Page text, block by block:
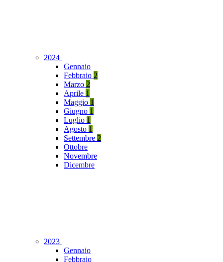
2024
Gennaio
Febbraio 2
Marzo 2
Aprile 1
Maggio 1
Giugno 1
Luglio 1
Agosto 1
Settembre 2
Ottobre
Novembre
Dicembre
2023
Gennaio
Febbraio